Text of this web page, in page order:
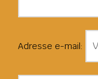
Adresse e-mail: